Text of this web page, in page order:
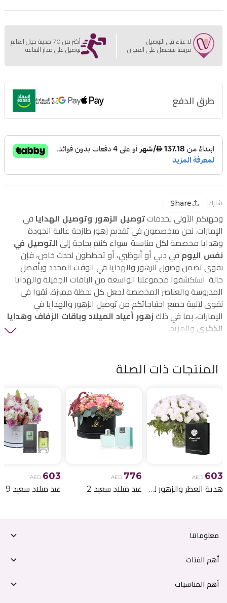
لا عناء في التوصيل
فريقنا سيحصل على العنوان
أكثر من 70 مدينة حول العالم
توصيل على مدار الساعة
طرق الدفع
شارك Share
وجهتكم الأولى لخدمات توصيل الزهور وتوصيل الهدايا في
الإمارات. نحن متخصصون في تقديم زهور طازجة عالية الجودة
وهدايا مخصصة لكل مناسبة. سواء كنتم بحاجة إلى التوصيل في
نفس اليوم في دبي أو أبوظبي، أو تخططون لحدث خاص، فإن
نقوى تضمن وصول الزهور والهدايا في الوقت المحدد وبأفضل
حالة. استكشفوا مجموعتنا الواسعة من الباقات الجميلة والهدايا
المدروسة والعناصر المخصصة لجعل كل لحظة مميزة. ثقوا في
نقوى لتلبية جميع احتياجاتكم من توصيل الزهور والهدايا في
الإمارات، بما في ذلك زهور أعياد الميلاد وباقات الزفاف وهدايا
الذكرى والمزيد.
المنتجات ذات الصلة
AED 603
هدية العطر والزهور لعيد الميلاد 6
AED 776
عيد ميلاد سعيد 2
AED 603
عيد ميلاد سعيد 9
معلوماتنا
أهم الفئات
أهم المناسبات